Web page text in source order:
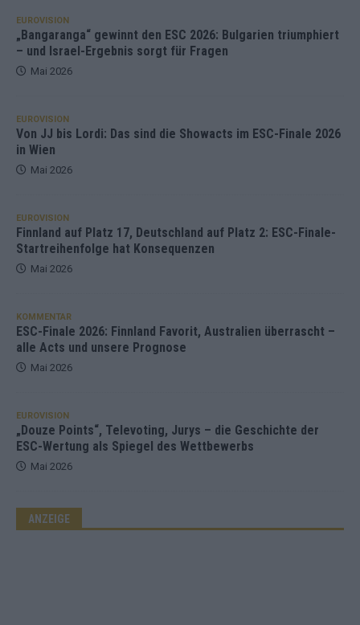
EUROVISION
„Bangaranga“ gewinnt den ESC 2026: Bulgarien triumphiert
– und Israel-Ergebnis sorgt für Fragen
Mai 2026
EUROVISION
Von JJ bis Lordi: Das sind die Showacts im ESC-Finale 2026
in Wien
Mai 2026
EUROVISION
Finnland auf Platz 17, Deutschland auf Platz 2: ESC-Finale-
Startreihenfolge hat Konsequenzen
Mai 2026
KOMMENTAR
ESC-Finale 2026: Finnland Favorit, Australien überrascht –
alle Acts und unsere Prognose
Mai 2026
EUROVISION
„Douze Points“, Televoting, Jurys – die Geschichte der
ESC-Wertung als Spiegel des Wettbewerbs
Mai 2026
ANZEIGE